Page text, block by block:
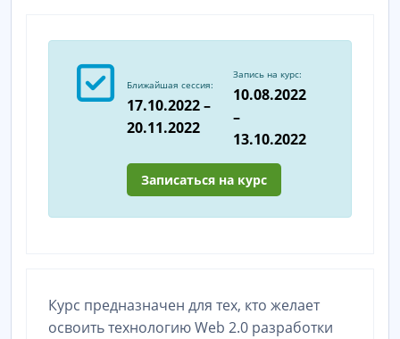
Ближайшая сессия:
17.10.2022 –
20.11.2022
Запись на курс:
10.08.2022
–
13.10.2022
Записаться на курс
Курс предназначен для тех, кто желает
освоить технологию Web 2.0 разработки